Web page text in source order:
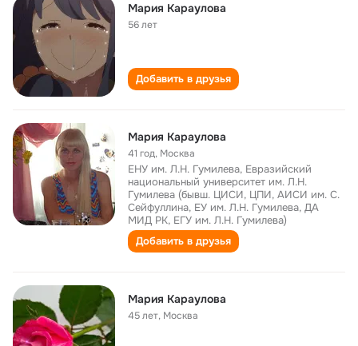
Мария Караулова
56 лет
Добавить в друзья
Мария Караулова
41 год, Москва
ЕНУ им. Л.Н. Гумилева, Евразийский
национальный университет им. Л.Н.
Гумилева (бывш. ЦИСИ, ЦПИ, АИСИ им. С.
Сейфуллина, ЕУ им. Л.Н. Гумилева, ДА
МИД РК, ЕГУ им. Л.Н. Гумилева)
Добавить в друзья
Мария Караулова
45 лет, Москва